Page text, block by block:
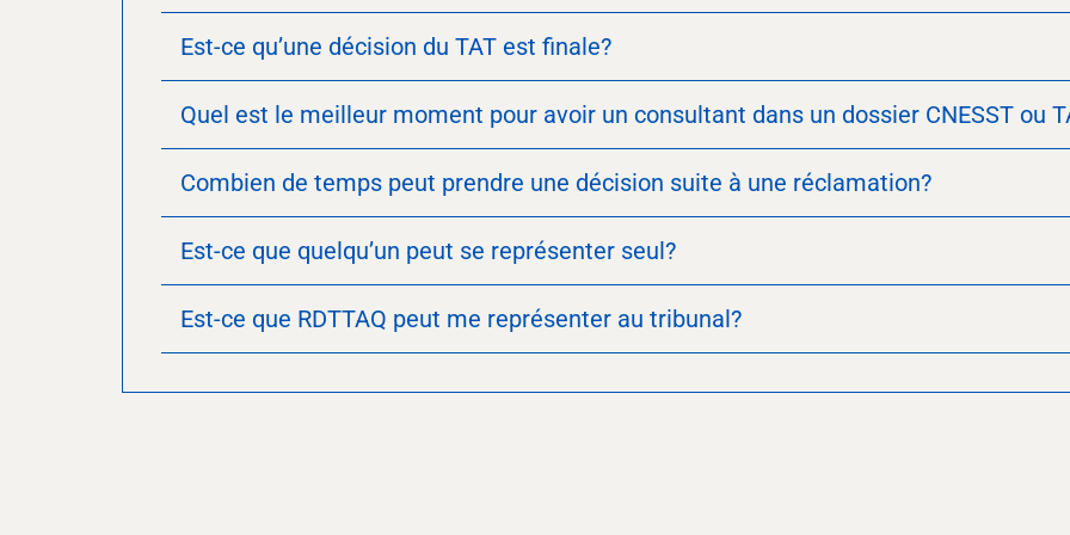
Est-ce qu’une décision du TAT est finale?
Quel est le meilleur moment pour avoir un consultant dans un dossier CNESST ou
Combien de temps peut prendre une décision suite à une réclamation?
Est-ce que quelqu’un peut se représenter seul?
Est-ce que RDTTAQ peut me représenter au tribunal?